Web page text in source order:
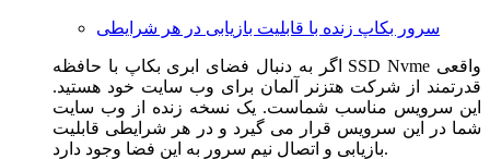
سرور بکاپ زنده با قابلیت بازیابی در هر شرایطی
اگر به دنبال فضای ابری بکاپ با حافظه SSD Nvme واقعی
قدرتمند از شرکت هتزنر آلمان برای وب سایت خود هستید.
این سرویس مناسب شماست. یک نسخه زنده از وب سایت
شما در این سرویس قرار می گیرد و در هر شرایطی قابلیت
بازیابی و اتصال نیم سرور به این فضا وجود دارد.